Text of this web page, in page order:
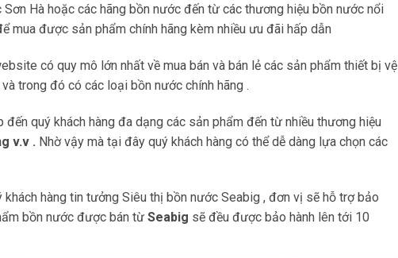
Hà hoặc các hãng bồn nước đến từ các thương hiệu bồn nước nổi
mua được sản phẩm chính hãng kèm nhiều ưu đãi hấp dẫn
có quy mô lớn nhất về mua bán và bán lẻ các sản phẩm thiết bị vệ
trong đó có các loại bồn nước chính hãng .
đến quý khách hàng đa dạng các sản phẩm đến từ nhiều thương hiệu
v.v . Nhờ vậy mà tại đây quý khách hàng có thể dễ dàng lựa chọn các
hàng tin tưởng Siêu thị bồn nước Seabig , đơn vị sẽ hỗ trợ bảo
bồn nước được bán từ Seabig sẽ đều được bảo hành lên tới 10